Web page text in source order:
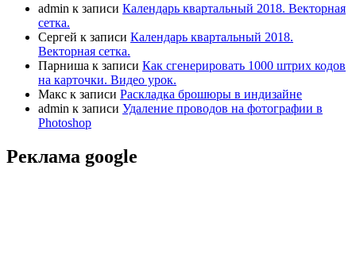
admin к записи Календарь квартальный 2018. Векторная
сетка.
Сергей к записи Календарь квартальный 2018.
Векторная сетка.
Парниша к записи Как сгенерировать 1000 штрих кодов
на карточки. Видео урок.
Макс к записи Раскладка брошюры в индизайне
admin к записи Удаление проводов на фотографии в
Photoshop
Реклама google